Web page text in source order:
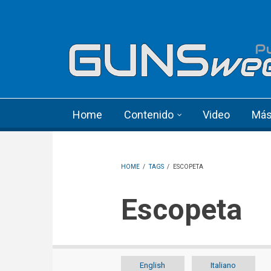
Home Contenido Video
HOME / TAGS / ESCOPETA
Escopeta
English Italiano